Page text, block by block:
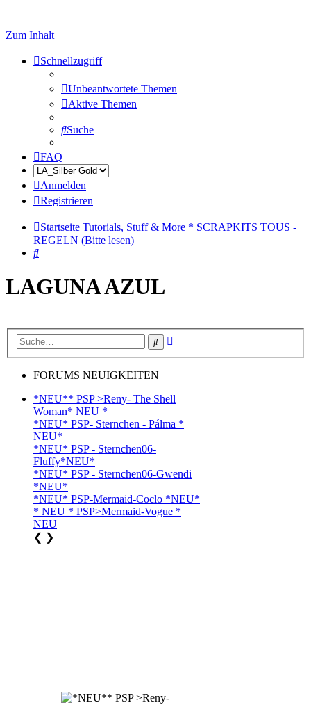
Zum Inhalt
Schnellzugriff
Unbeantwortete Themen
Aktive Themen
Suche
FAQ
Anmelden
Registrieren
Startseite Tutorials, Stuff & More * SCRAPKITS TOUS -
REGELN (Bitte lesen)
Suche
LAGUNA AZUL
Suche
FORUMS NEUIGKEITEN
*NEU** PSP >Reny- The Shell
Woman* NEU *
*NEU* PSP- Sternchen - Pálma *
NEU*
*NEU* PSP - Sternchen06-
Fluffy*NEU*
*NEU* PSP - Sternchen06-Gwendi
*NEU*
*NEU* PSP-Mermaid-Coclo *NEU*
* NEU * PSP>Mermaid-Vogue *
NEU
❮ ❯